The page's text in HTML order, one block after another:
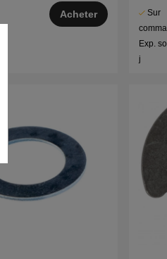
Acheter
Sur
Exp.
j